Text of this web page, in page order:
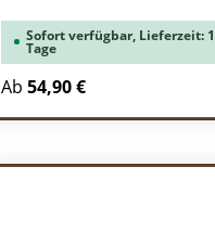
Sofort verfügbar, Lieferzeit:
Tage
Ab 54,90 €